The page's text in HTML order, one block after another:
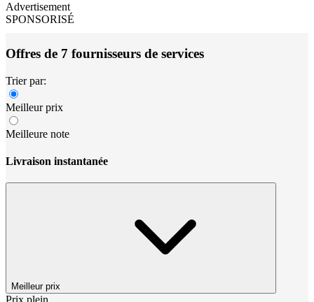
Advertisement
SPONSORISÉ
Offres de 7 fournisseurs de services
Trier par:
Meilleur prix
Meilleure note
Livraison instantanée
Meilleur prix